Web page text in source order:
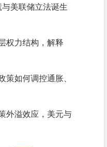
美联储立法诞生
权力结构，解释
策如何调控通胀、
外溢效应，美元与